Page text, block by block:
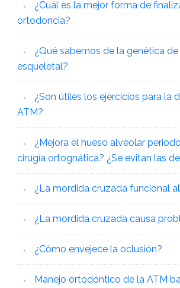
¿Cuál es la mejor forma de
ortodoncia?
¿Qué sabemos de la genética de
esqueletal?
¿Son útiles los ejercicios para la
ATM?
¿Mejora el hueso alveolar
cirugía ortognática? ¿Se evitan las
¿La mordida cruzada funcional
¿La mordida cruzada causa
¿Cómo envejece la oclusión?
Manejo ortodóntico de la ATM